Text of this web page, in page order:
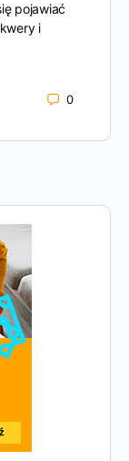
pojawiać
i
0